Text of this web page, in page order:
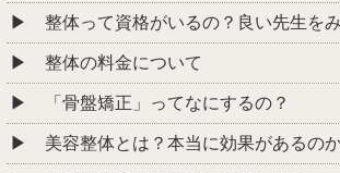
整体って資格がいるの？良い先生を
整体の料金について
「骨盤矯正」ってなにするの？
美容整体とは？本当に効果があるの